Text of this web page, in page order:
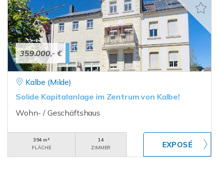
359.000,- €
Kalbe (Milde)
Solide Kapitalanlage im Zentrum von Kalbe!
Wohn- / Geschäftshaus
394 m²
FLÄCHE
14
ZIMMER